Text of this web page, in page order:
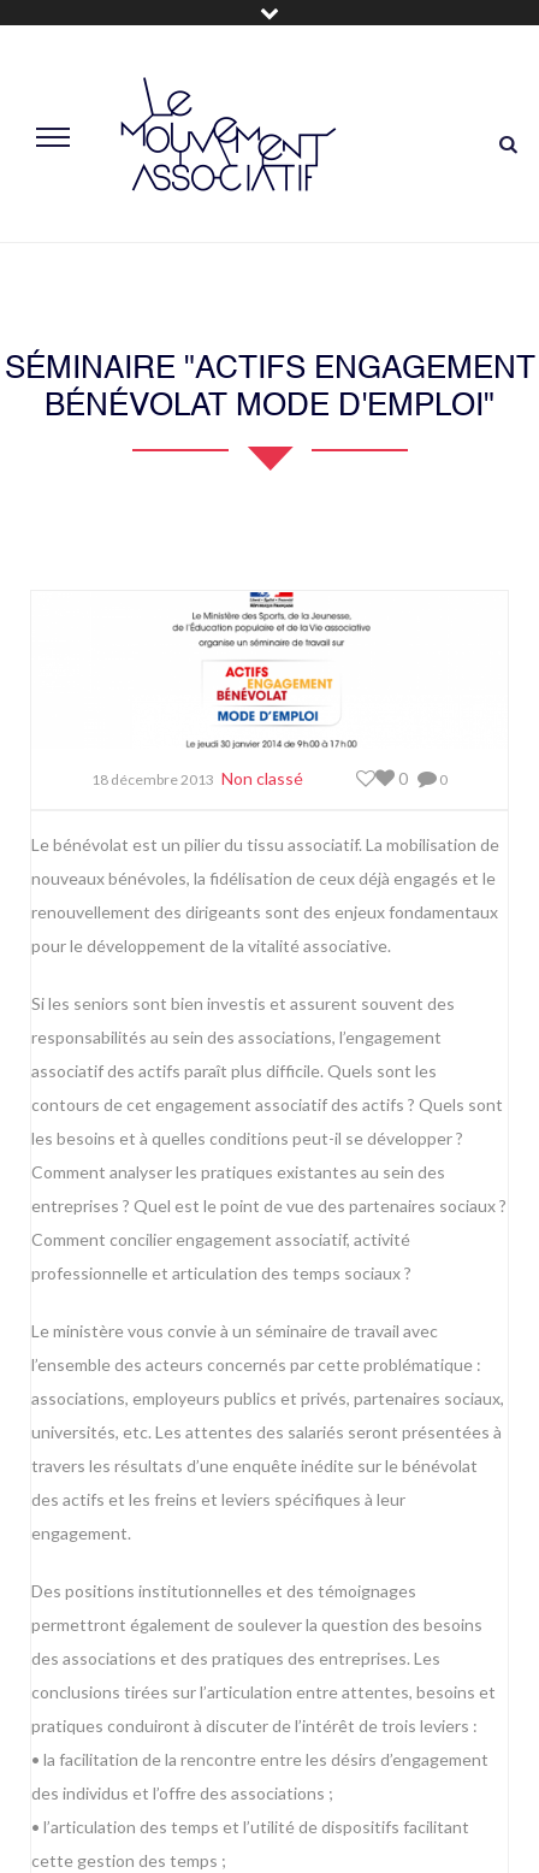
SÉMINAIRE "ACTIFS ENGAGEMENT
BÉNÉVOLAT MODE D'EMPLOI"
18 décembre 2013 Non classé 0
0
Le bénévolat est un pilier du tissu associatif. La mobilisation de
nouveaux bénévoles, la fidélisation de ceux déjà engagés et le
renouvellement des dirigeants sont des enjeux fondamentaux
pour le développement de la vitalité associative.
Si les seniors sont bien investis et assurent souvent des
responsabilités au sein des associations, l’engagement
associatif des actifs paraît plus difficile. Quels sont les
contours de cet engagement associatif des actifs ? Quels sont
les besoins et à quelles conditions peut-il se développer ?
Comment analyser les pratiques existantes au sein des
entreprises ? Quel est le point de vue des partenaires sociaux ?
Comment concilier engagement associatif, activité
professionnelle et articulation des temps sociaux ?
Le ministère vous convie à un séminaire de travail avec
l’ensemble des acteurs concernés par cette problématique :
associations, employeurs publics et privés, partenaires sociaux,
universités, etc. Les attentes des salariés seront présentées à
travers les résultats d’une enquête inédite sur le bénévolat
des actifs et les freins et leviers spécifiques à leur
engagement.
Des positions institutionnelles et des témoignages
permettront également de soulever la question des besoins
des associations et des pratiques des entreprises. Les
conclusions tirées sur l’articulation entre attentes, besoins et
pratiques conduiront à discuter de l’intérêt de trois leviers :
• la facilitation de la rencontre entre les désirs d’engagement
des individus et l’offre des associations ;
• l’articulation des temps et l’utilité de dispositifs facilitant
cette gestion des temps ;